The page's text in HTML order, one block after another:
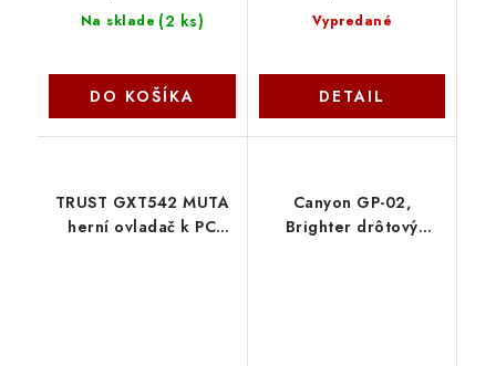
Na sklade (2 ks)
DO KOŠÍKA
Vypredané
DETAIL
TRUST GXT542 MUTA
herní ovladač k PC
Canyon GP-02,
Brighter drôtový